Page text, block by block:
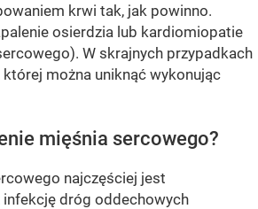
krwi tak, jak powinno.
osierdzia lub kardiomiopatie
W skrajnych przypadkach
można uniknąć wykonując
mięśnia sercowego?
najczęściej jest
dróg oddechowych